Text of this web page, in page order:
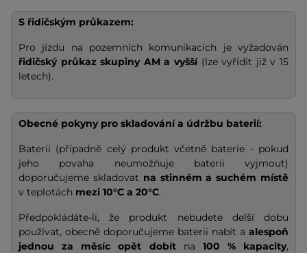
S řidičským průkazem:
Pro jízdu na pozemních komunikacích je vyžadován
řidičský průkaz skupiny AM a vyšší(lze vyřídit již v 15
letech).
Obecné pokyny pro skladování a údržbu baterií:
Baterii (případně celý produkt včetně baterie - pokud
jeho povaha neumožňuje baterii vyjmout)
doporučujeme skladovat na stinném a suchém místě
v teplotách mezi 10°C a 20°C.
Předpokládáte-li, že produkt nebudete delší dobu
používat, obecně doporučujeme baterii nabít a alespoň
jednou za měsíc opět dobítna 100 % kapacity,